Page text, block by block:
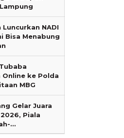
Luncurkan NADI
Bisa Menabung
Online ke Polda
MBG
Gelar Juara
2026, Piala
…